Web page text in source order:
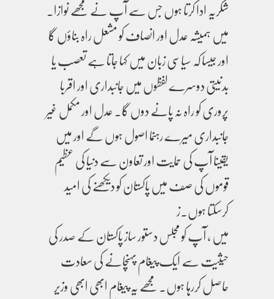
شکریہ ادا کرتا ہوں جس سے آپ نے مجھے نوازا۔
میں ہمیشہ عدل اور انصاف کو مشعل راہ بناؤں گا
اور جیسا کہ سیاسی زبان میں کہا جاتا ہے تعصب یا
بدنیتی دوسرے لفظوں میں جانبداری اور اقربا
پروری کو راہ نہ پانے دوں گا۔ عدل اور مکمل غیر
جانبداری میرے رہنما اصول ہوں گے اور میں
یقینا آپ کی حمایت اور تعاون سے دنیا کی عظیم
قوموں کی صف میں پاکستان کو دیکھنے کی امید
کرسکتا ہوں۔ز
میں ، آپ کو مجلس دستور ساز پاکستان کے صدر کی
حیثیت سے ایک پیغام پہنچانے کی سعادت
حاصل کررہا ہوں۔ مجھے یہ پیغام ابھی ابھی وزیر